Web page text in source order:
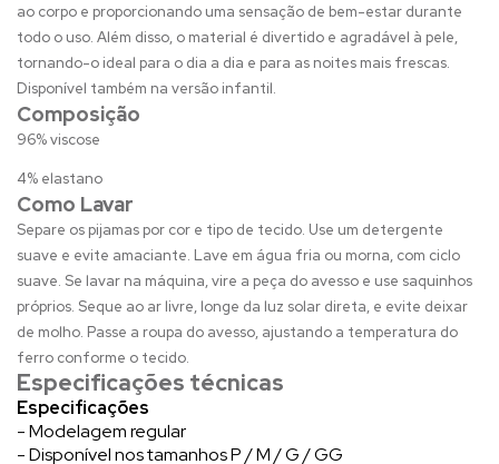
ao corpo e proporcionando uma sensação de bem-estar durante
todo o uso. Além disso, o material é divertido e agradável à pele,
tornando-o ideal para o dia a dia e para as noites mais frescas.
Disponível também na versão infantil.
Composição
96% viscose
4% elastano
Como Lavar
Separe os pijamas por cor e tipo de tecido. Use um detergente
suave e evite amaciante. Lave em água fria ou morna, com ciclo
suave. Se lavar na máquina, vire a peça do avesso e use saquinhos
próprios. Seque ao ar livre, longe da luz solar direta, e evite deixar
de molho. Passe a roupa do avesso, ajustando a temperatura do
ferro conforme o tecido.
Especificações técnicas
Especificações
- Modelagem regular
- Disponível nos tamanhos P / M / G / GG